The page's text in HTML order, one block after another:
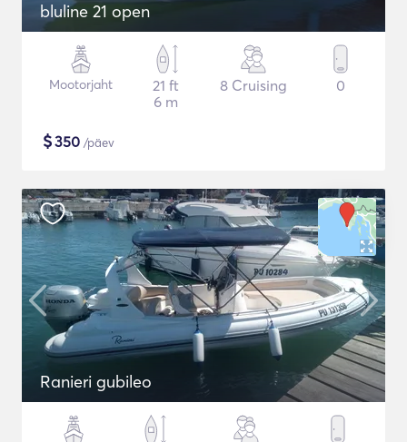
bluline 21 open
Mootorjaht
21 ft
6 m
8 Cruising 0
$350 /päev
Ranieri gubileo